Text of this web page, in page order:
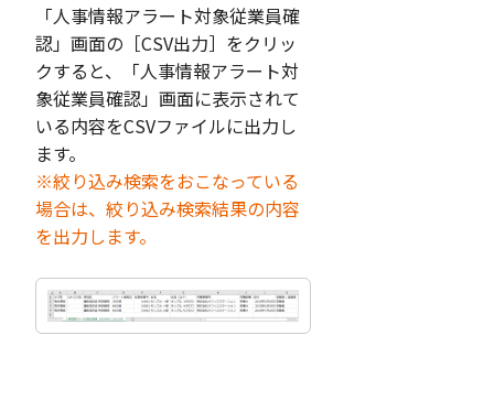
「人事情報アラート対象従業員確
認」画面の［CSV出力］をクリッ
クすると、「人事情報アラート対
象従業員確認」画面に表示されて
いる内容をCSVファイルに出力し
ます。
※絞り込み検索をおこなっている
場合は、絞り込み検索結果の内容
を出力します。